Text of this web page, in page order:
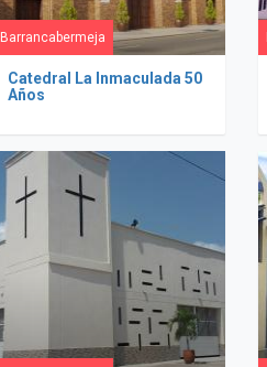
Barrancabermeja
Catedral La Inmaculada 50
Años